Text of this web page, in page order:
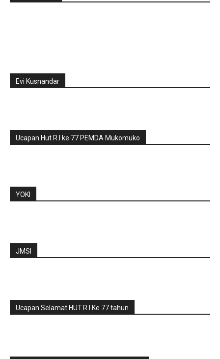
Evi Kusnandar
Ucapan Hut R.I ke 77 PEMDA Mukomuko
YOKI
JMSI
Ucapan Selamat HUT.R.I Ke 77 tahun